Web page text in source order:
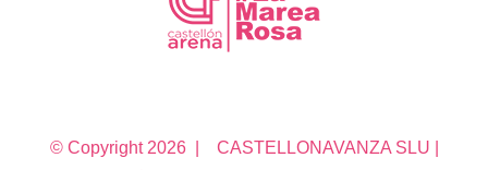
© Copyright 2026 | CASTELLONAVANZA SLU |